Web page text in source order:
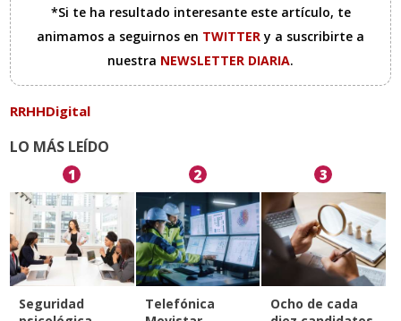
*Si te ha resultado interesante este artículo, te
animamos a seguirnos en TWITTERy a suscribirte a
nuestra NEWSLETTER DIARIA.
RRHHDigital
LO MÁS LEÍDO
1
Seguridad
2
Telefónica
3
Ocho de cada